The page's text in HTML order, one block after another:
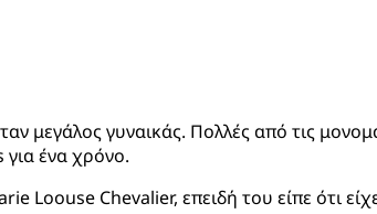
μεγάλος γυναικάς. Πολλές από τις
για ένα χρόνο.
Loouse Chevalier, επειδή του είπε ότι